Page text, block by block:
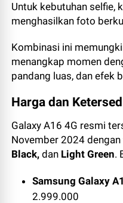
Untuk kebutuhan selfie,
menghasilkan foto
Kombinasi ini
menangkap momen
pandang luas, dan efek
Harga dan
Galaxy A16 4G resmi
November 2024
Black, dan Light Green.
Samsung Galaxy
2.999.000